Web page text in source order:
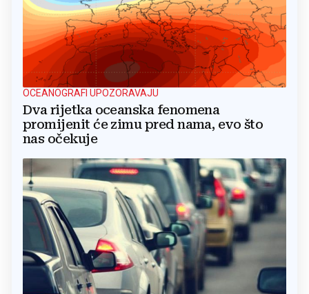
OCEANOGRAFI UPOZORAVAJU
Dva rijetka oceanska fenomena
promijenit će zimu pred nama, evo što
nas očekuje